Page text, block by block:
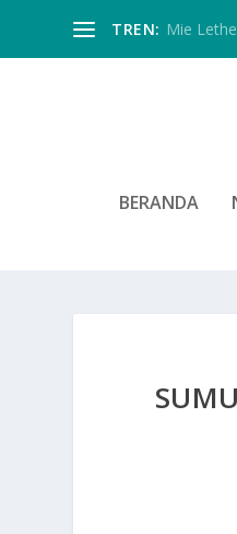
TREN: Mie
BERANDA